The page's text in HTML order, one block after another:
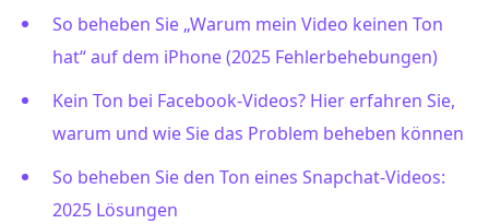
So beheben Sie „Warum mein Video keinen Ton
hat“ auf dem iPhone (2025 Fehlerbehebungen)
Kein Ton bei Facebook-Videos? Hier erfahren Sie,
warum und wie Sie das Problem beheben können
So beheben Sie den Ton eines Snapchat-Videos:
2025 Lösungen